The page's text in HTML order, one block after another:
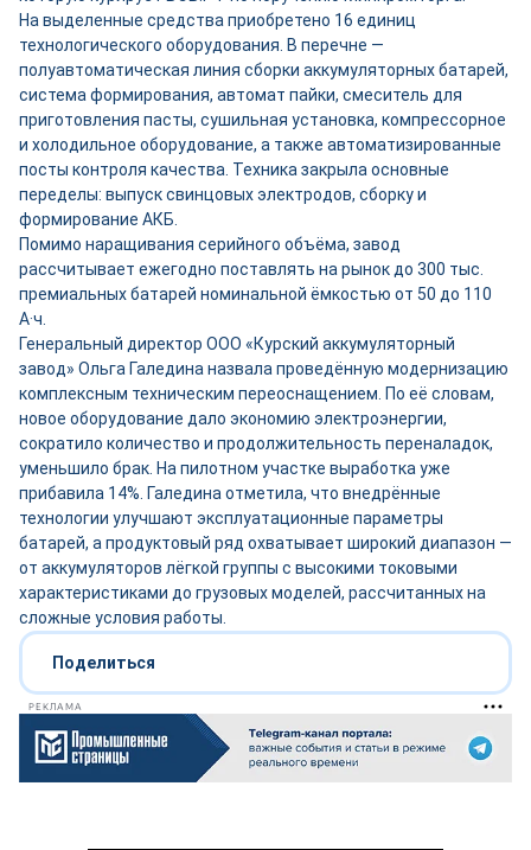
На выделенные средства приобретено 16 единиц
технологического оборудования. В перечне —
полуавтоматическая линия сборки аккумуляторных батарей,
система формирования, автомат пайки, смеситель для
приготовления пасты, сушильная установка, компрессорное
и холодильное оборудование, а также автоматизированные
посты контроля качества. Техника закрыла основные
переделы: выпуск свинцовых электродов, сборку и
формирование АКБ.
Помимо наращивания серийного объёма, завод
рассчитывает ежегодно поставлять на рынок до 300 тыс.
премиальных батарей номинальной ёмкостью от 50 до 110
А·ч.
Генеральный директор ООО «Курский аккумуляторный
завод» Ольга Галедина назвала проведённую модернизацию
комплексным техническим переоснащением. По её словам,
новое оборудование дало экономию электроэнергии,
сократило количество и продолжительность переналадок,
уменьшило брак. На пилотном участке выработка уже
прибавила 14%. Галедина отметила, что внедрённые
технологии улучшают эксплуатационные параметры
батарей, а продуктовый ряд охватывает широкий диапазон —
от аккумуляторов лёгкой группы с высокими токовыми
характеристиками до грузовых моделей, рассчитанных на
сложные условия работы.
Поделиться
РЕКЛАМА